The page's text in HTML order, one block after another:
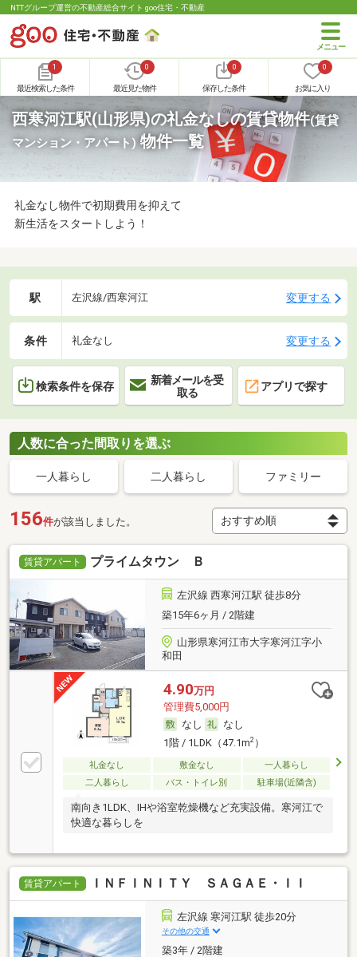
NTTグループ運営の不動産総合サイト goo住宅・不動産
1
最近検索した条件
0
最近見た物件
0
保存した条件
0
お気に入り
西寒河江駅(山形県)の礼金なしの賃貸物件(賃貸
マンション・アパート) 物件一覧
礼金なし物件で初期費用を抑えて
新生活をスタートしよう！
駅 左沢線/西寒河江 変更する
条件 礼金なし 変更する
検索条件を保存
新着メールを受
取る
アプリで探す
人数に合った間取りを選ぶ
一人暮らし 二人暮らし ファミリー
156件が該当しました。
賃貸アパート プライムタウン Ｂ
左沢線 西寒河江駅 徒歩8分
築15年6ヶ月 / 2階建
山形県寒河江市大字寒河江字小
和田
4.90万円
管理費5,000円
なし
なし
1階 / 1LDK（47.1m2）
礼金なし 敷金なし
一人暮らし
二人暮らし
バス・トイレ別 駐車場(近隣含)
南向き1LDK、IHや浴室乾燥機など充実設備。寒河江で
快適な暮らしを
賃貸アパート ＩＮＦＩＮＩＴＹ ＳＡＧＡＥ・ＩＩ
左沢線 寒河江駅 徒歩20分
その他の交通
築3年 / 2階建